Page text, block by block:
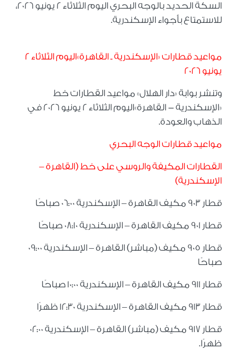
السكة الحديد بالوجه البحري اليوم الثلاثاء 2 يونيو 2026،
للاستمتاع بأجواء الإسكندرية.
مواعيد قطارات «الإسكندرية ـ القاهرة»اليوم الثلاثاء 2
يونيو 2026
وتنشر بوابة «دار الهلال» مواعيد القطارات خط
«الإسكندرية - القاهرة»اليوم الثلاثاء 2 يونيو 2026 في
الذهاب والعودة.
مواعيد قطارات الوجه البحري
القطارات المكيفة والروسي على خط (القاهرة –
الإسكندرية)
قطار 903 مكيف القاهرة – الإسكندرية 06:00 صباحًا
قطار 901 مكيف القاهرة – الإسكندرية 08:10 صباحًا
قطار 905 مكيف (مباشر) القاهرة – الإسكندرية 09:00
صباحًا
قطار 911 مكيف القاهرة – الإسكندرية 10:00 صباحًا
قطار 913 مكيف القاهرة – الإسكندرية 12:30 ظهرًا
قطار 917 مكيف (مباشر) القاهرة – الإسكندرية 02:00
ظهرًا.